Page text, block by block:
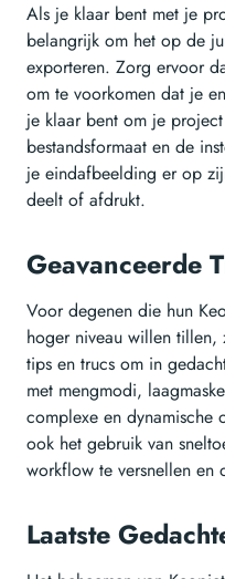
Als je klaar bent met je
belangrijk om het op de
exporteren. Zorg ervoor
om te voorkomen dat je
je klaar bent om je
bestandsformaat en de
je eindafbeelding er op
deelt of afdrukt.
Geavanceerde
Voor degenen die hun
hoger niveau willen tillen,
tips en trucs om in
met mengmodi,
complexe en dynamische
ook het gebruik van
workflow te versnellen en
Laatste